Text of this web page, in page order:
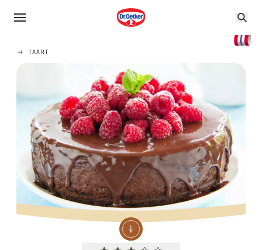
TAART
Current rating 3.0. Click to rate.